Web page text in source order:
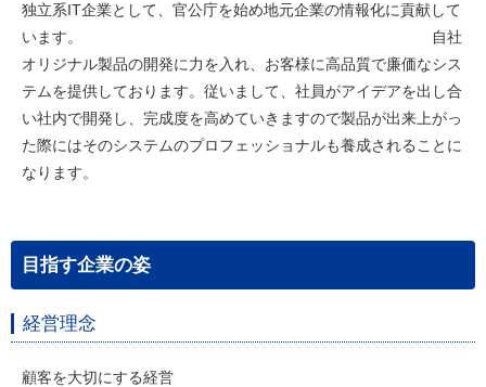
独立系IT企業として、官公庁を始め地元企業の情報化に貢献して
います。 自社
オリジナル製品の開発に力を入れ、お客様に高品質で廉価なシス
テムを提供しております。従いまして、社員がアイデアを出し合
い社内で開発し、完成度を高めていきますので製品が出来上がっ
た際にはそのシステムのプロフェッショナルも養成されることに
なります。
目指す企業の姿
経営理念
顧客を大切にする経営